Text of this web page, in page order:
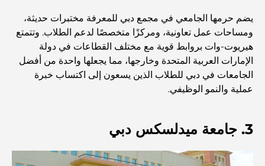
أفضل المناطق للسكن في دبي مع العائلة: اكتشف أفضل
الخيارات
فنادق الخمس نجوم في دبي: فخامة لا مثيل لها لكل مسافر
أشياء يمكنك القيام بها في وسط مدينة دبي: دليلك الشامل
أفضل أماكن الإفطار في دبي: أفضل 7 أماكن لا تُضاهى لتجربة
يضم حرمها الجامعي في مجمع دبي للمعرفة مختبرات حديثة،
ومساحات عمل تعاونية، ومركزًا متخصصًا لدعم الطلاب. وتتمتع
هيريوت-وات بروابط قوية مع مختلف القطاعات في دولة
الإمارات العربية المتحدة وخارجها، مما يجعلها واحدة من أفضل
الجامعات في دبي للطلاب الذين يسعون إلى اكتساب خبرة
عملية والنمو الوظيفي.
3. جامعة ميدلسكس دبي